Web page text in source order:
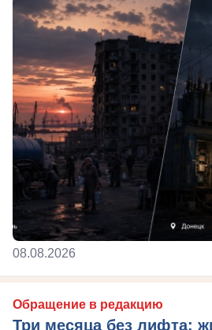
08.08.2026
Обращение в редакцию
Три месяца без лифта: